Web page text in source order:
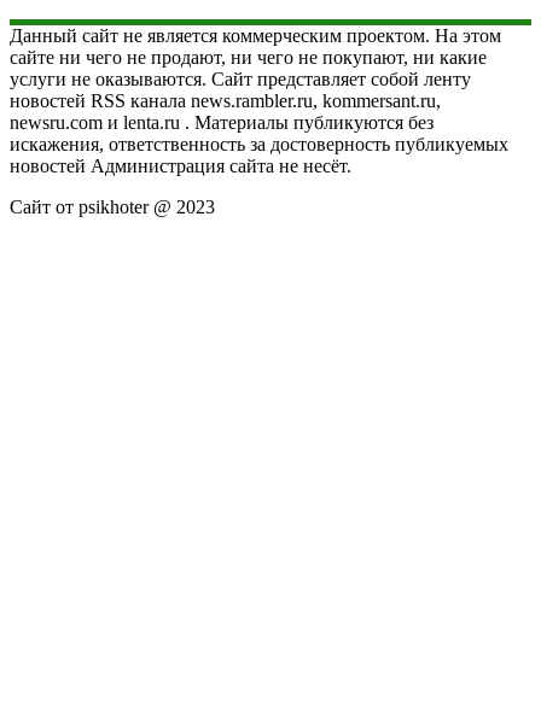
Данный сайт не является коммерческим проектом. На этом
сайте ни чего не продают, ни чего не покупают, ни какие
услуги не оказываются. Сайт представляет собой ленту
новостей RSS канала news.rambler.ru, kommersant.ru,
newsru.com и lenta.ru . Материалы публикуются без
искажения, ответственность за достоверность публикуемых
новостей Администрация сайта не несёт.
Сайт от psikhoter @ 2023